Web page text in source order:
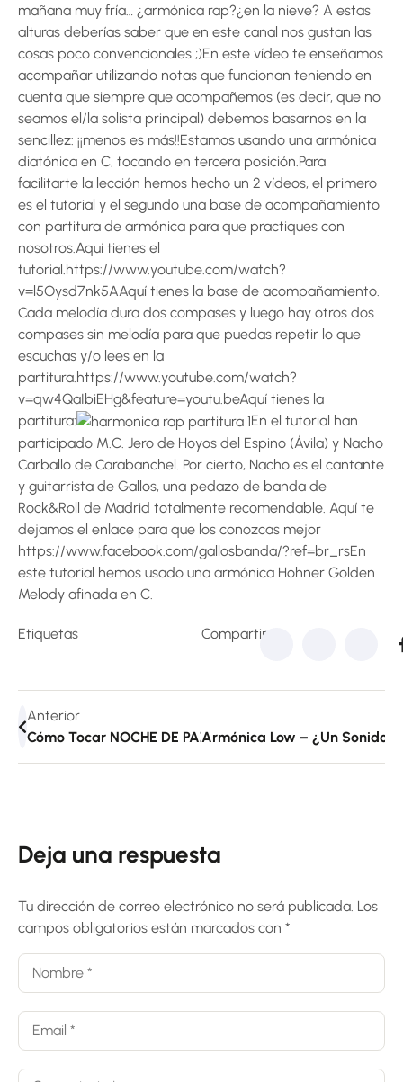
mañana muy fría… ¿armónica rap?¿en la nieve? A estas
alturas deberías saber que en este canal nos gustan las
cosas poco convencionales ;)En este vídeo te enseñamos
acompañar utilizando notas que funcionan teniendo en
cuenta que siempre que acompañemos (es decir, que no
seamos el/la solista principal) debemos basarnos en la
sencillez: ¡¡menos es más!!Estamos usando una armónica
diatónica en C, tocando en tercera posición.Para
facilitarte la lección hemos hecho un 2 vídeos, el primero
es el tutorial y el segundo una base de acompañamiento
con partitura de armónica para que practiques con
nosotros.Aquí tienes el
tutorial.https://www.youtube.com/watch?
v=l5Oysd7nk5AAquí tienes la base de acompañamiento.
Cada melodía dura dos compases y luego hay otros dos
compases sin melodía para que puedas repetir lo que
escuchas y/o lees en la
partitura.https://www.youtube.com/watch?
v=qw4QaIbiEHg&feature=youtu.beAquí tienes la
partitura:
En el tutorial han
participado M.C. Jero de Hoyos del Espino (Ávila) y Nacho
Carballo de Carabanchel. Por cierto, Nacho es el cantante
y guitarrista de Gallos, una pedazo de banda de
Rock&Roll de Madrid totalmente recomendable. Aquí te
dejamos el enlace para que los conozcas mejor
https://www.facebook.com/gallosbanda/?ref=br_rsEn
este tutorial hemos usado una armónica Hohner Golden
Melody afinada en C.
Etiquetas Compartir:
Anterior
Cómo Tocar NOCHE DE PAZ Con La Armónica De Do
Armónica Low – ¿Un Sonido
Deja una respuesta
Tu dirección de correo electrónico no será publicada. Los
campos obligatorios están marcados con *